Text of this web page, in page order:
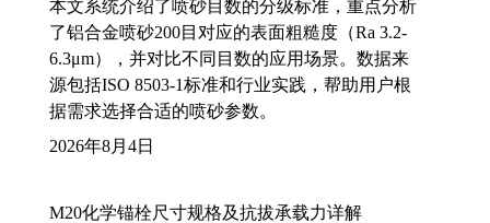
本文系统介绍了喷砂目数的分级标准，重点分析
了铝合金喷砂200目对应的表面粗糙度（Ra 3.2-
6.3μm），并对比不同目数的应用场景。数据来
源包括ISO 8503-1标准和行业实践，帮助用户根
据需求选择合适的喷砂参数。
2026年8月4日
M20化学锚栓尺寸规格及抗拔承载力详解